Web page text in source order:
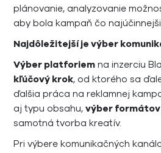
plánovanie, analyzovanie
aby bola kampaň čo
Najdôležitejší je výber
Výber platforiem na inzerciu
kľúčový krok, od ktorého sa
ďalšia práca na reklamnej
aj typu obsahu,výber formátov
samotná tvorba kreatív.
Pri výbere komunikačných